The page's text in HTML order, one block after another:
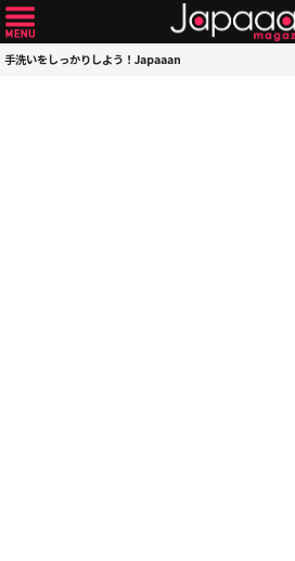
手洗いをしっかりしよう！Japaaan